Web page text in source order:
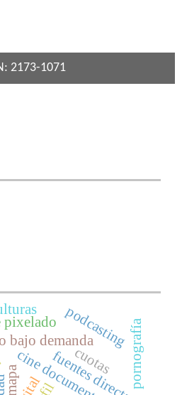
2173-1071
cine documental
bajo demanda
fuentes directas
podcasting
pixelado
mapa pornografía
cuotas